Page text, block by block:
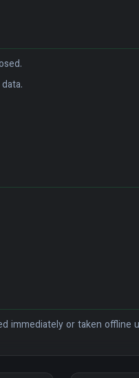
immediately or taken offline